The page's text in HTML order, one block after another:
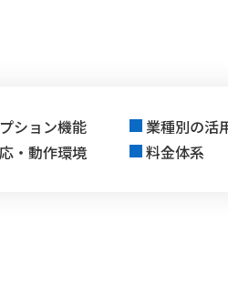
ション機能 業種別の活
・動作環境
料金体系